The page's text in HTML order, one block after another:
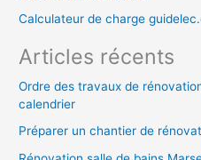
h
r
:
Calculateur de charge
Articles récents
Ordre des travaux de
calendrier
Préparer un chantier de